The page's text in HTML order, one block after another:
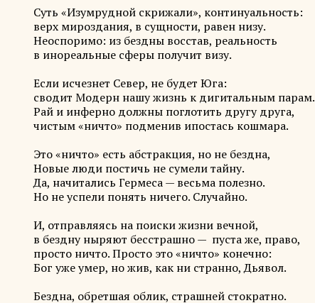
Суть «Изумрудной скрижали», континуальность:
верх мироздания, в сущности, равен низу.
Неоспоримо: из бездны восстав, реальность
в инореальные сферы получит визу.
Если исчезнет Север, не будет Юга:
сводит Модерн нашу жизнь к дигитальным парам.
Рай и инферно должны поглотить другу друга,
чистым «ничто» подменив ипостась кошмара.
Это «ничто» есть абстракция, но не бездна,
Новые люди постичь не сумели тайну.
Да, начитались Гермеса — весьма полезно.
Но не успели понять ничего. Случайно.
И, отправляясь на поиски жизни вечной,
в бездну ныряют бесстрашно — пуста же, право,
просто ничто. Просто это «ничто» конечно:
Бог уже умер, но жив, как ни странно, Дьявол.
Бездна, обретшая облик, страшней стократно.